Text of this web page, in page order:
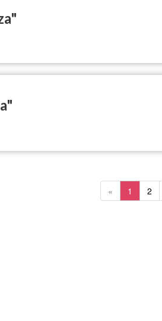
« 1 2